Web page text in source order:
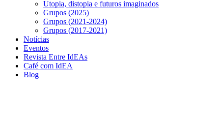
Utopia, distopia e futuros imaginados
Grupos (2025)
Grupos (2021-2024)
Grupos (2017-2021)
Notícias
Eventos
Revista Entre IdEAs
Café com IdEA
Blog